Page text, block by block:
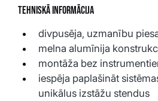
Tehniskā informācija
divpusēja, uzmanību
melna alumīnija
montāža bez
iespēja paplašināt
unikālus izstāžu stendus